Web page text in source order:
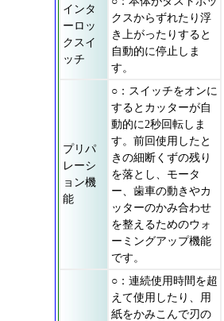
インタ
ーロッ
クスイ
ッチ
クスからずれたり浮
き上がったりすると
自動的に停止しま
す。
プリパ
レーシ
ョン機
能
○：スイッチをオンに
するとカッターが自
動的に2秒回転しま
す。前回使用したと
きの細断くずの残り
を落とし、モータ
ー、歯車の動きやカ
ッターのかみ合わせ
を整えるためのウォ
ーミングアップ機能
です。
○：連続使用時間を超
えて使用したり、用
紙をかみこんで刃の